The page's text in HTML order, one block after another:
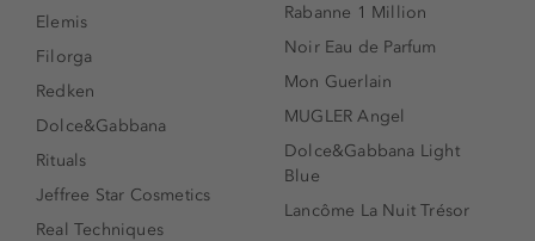
Elemis
Filorga
Redken
Dolce&Gabbana
Rituals
Jeffree Star Cosmetics
Real Techniques
Rabanne 1 Million
Noir Eau de Parfum
Mon Guerlain
MUGLER Angel
Dolce&Gabbana Light
Blue
Lancôme La Nuit Trésor